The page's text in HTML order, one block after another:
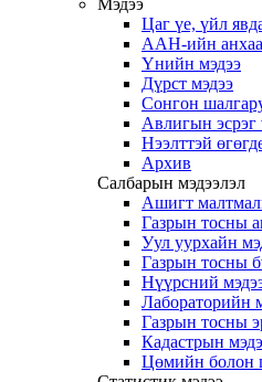
Мэдээ
Цаг үе, үйл
ААН-ийн
Үнийн мэдээ
Дүрст мэдээ
Сонгон
Авлигын эсрэг
Нээлттэй
Архив
Салбарын мэдээлэл
Ашигт
Газрын тосны
Уул уурхайн
Газрын тосны
Нүүрсний
Лабораторийн
Газрын тосны
Кадастрын
Цөмийн болон